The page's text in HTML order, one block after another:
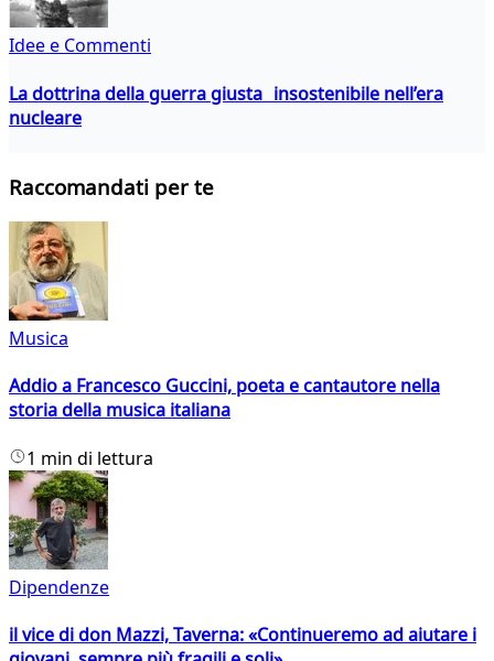
Idee e Commenti
La dottrina della guerra giusta insostenibile nell’era
nucleare
Raccomandati per te
Musica
Addio a Francesco Guccini, poeta e cantautore nella
storia della musica italiana
1 min di lettura
Dipendenze
il vice di don Mazzi, Taverna: «Continueremo ad aiutare i